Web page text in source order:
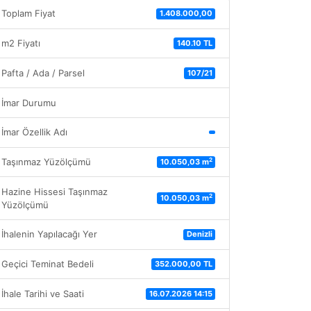
Toplam Fiyat 1.408.000,00
m2 Fiyatı 140.10 TL
Pafta / Ada / Parsel 107/21
İmar Durumu
İmar Özellik Adı
Taşınmaz Yüzölçümü 10.050,03 m2
Hazine Hissesi Taşınmaz
Yüzölçümü
10.050,03 m2
İhalenin Yapılacağı Yer Denizli
Geçici Teminat Bedeli 352.000,00 TL
İhale Tarihi ve Saati 16.07.2026 14:15